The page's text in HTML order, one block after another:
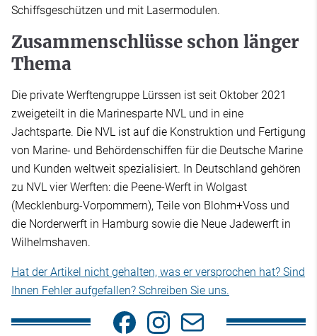
Schiffsgeschützen und mit Lasermodulen.
Zusammenschlüsse schon länger
Thema
Die private Werftengruppe Lürssen ist seit Oktober 2021
zweigeteilt in die Marinesparte NVL und in eine
Jachtsparte. Die NVL ist auf die Konstruktion und Fertigung
von Marine- und Behördenschiffen für die Deutsche Marine
und Kunden weltweit spezialisiert. In Deutschland gehören
zu NVL vier Werften: die Peene-Werft in Wolgast
(Mecklenburg-Vorpommern), Teile von Blohm+Voss und
die Norderwerft in Hamburg sowie die Neue Jadewerft in
Wilhelmshaven.
Hat der Artikel nicht gehalten, was er versprochen hat? Sind
Ihnen Fehler aufgefallen? Schreiben Sie uns.